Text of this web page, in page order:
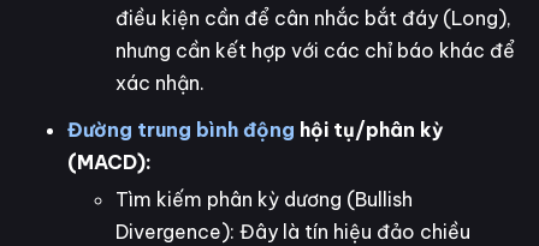
điều kiện cần để cân nhắc bắt đáy (Long),
nhưng cần kết hợp với các chỉ báo khác để
xác nhận.
Đường trung bình động hội tụ/phân kỳ
(MACD):
Tìm kiếm phân kỳ dương (Bullish
Divergence): Đây là tín hiệu đảo chiều